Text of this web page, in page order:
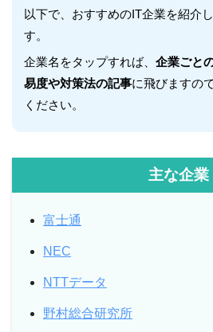
以下で、おすすめのIT企業を紹介
す。
企業名をタップすれば、 企業ごと
易度や対策法の記事に飛びますの
ください。
主な企業
富士通
NEC
NTTデータ
野村総合研究所